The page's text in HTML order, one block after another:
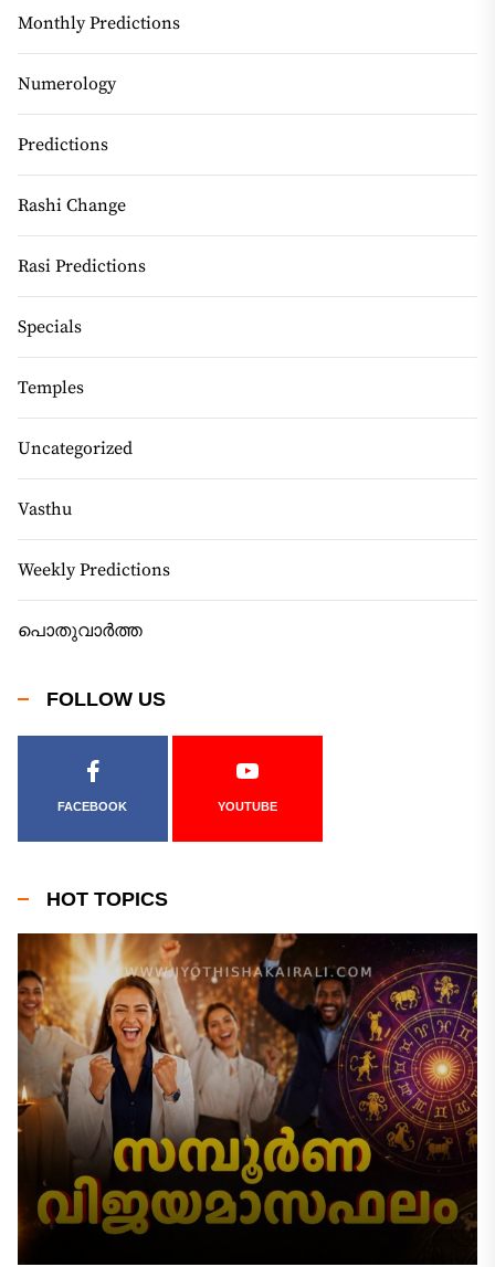
Monthly Predictions
Numerology
Predictions
Rashi Change
Rasi Predictions
Specials
Temples
Uncategorized
Vasthu
Weekly Predictions
പൊതുവാർത്ത
FOLLOW US
FACEBOOK YOUTUBE
HOT TOPICS